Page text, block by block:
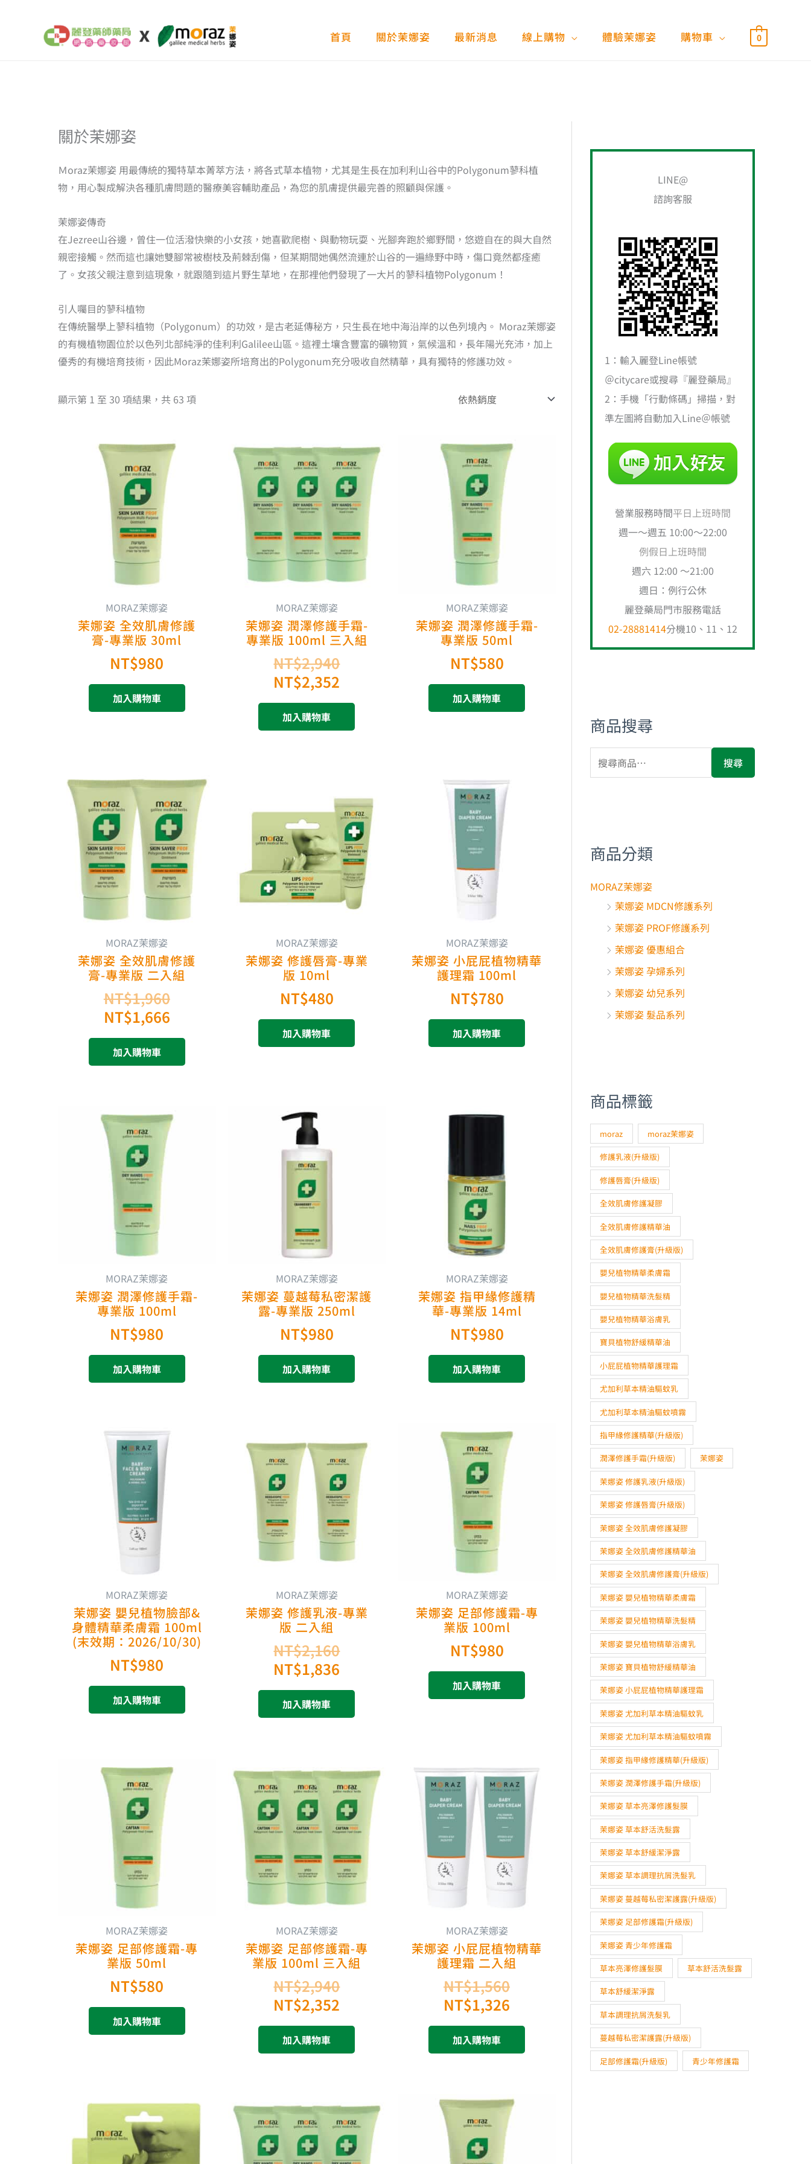
首頁 關於茉娜姿 最新消息 線上購物 體驗茉娜姿 購物車 0
關於茉娜姿
Ｍoraz茉娜姿 用最傳統的獨特草本菁萃方法，將各式草本植物，尤其是生長在加利利山谷中的Polygonum蓼科植
物，用心製成解決各種肌膚問題的醫療美容輔助產品，為您的肌膚提供最完善的照顧與保護。
茉娜姿傳奇
在Jezree山谷邊，曾住一位活潑快樂的小女孩，她喜歡爬樹、與動物玩耍、光腳奔跑於鄉野間，悠遊自在的與大自然
親密接觸。然而這也讓她雙腳常被樹枝及荊棘刮傷，但某期間她偶然流連於山谷的一遍綠野中時，傷口竟然都痊癒
了。女孩父親注意到這現象，就跟隨到這片野生草地，在那裡他們發現了一大片的蓼科植物Polygonum！
引人囑目的蓼科植物
在傳統醫學上蓼科植物（Polygonum）的功效，是古老延傳秘方，只生長在地中海沿岸的以色列境內。 Moraz茉娜姿
的有機植物園位於以色列北部純淨的佳利利Galilee山區。這裡土壤含豐富的礦物質，氣候溫和，長年陽光充沛，加上
優秀的有機培育技術，因此Moraz茉娜姿所培育出的Polygonum充分吸收自然精華，具有獨特的修護功效。
顯示第 1 至 30 項結果，共 63 項
排
序
MORAZ茉娜姿
茉娜姿 全效肌膚修護
膏-專業版 30ml
NT$980
加入購物車
MORAZ茉娜姿
茉娜姿 潤澤修護手霜-
專業版 100ml 三入組
NT$2,940
原
始
價
格：
NT$2,940。
NT$2,352
目
前
價
格：
NT$2,352。
加入購物車
MORAZ茉娜姿
茉娜姿 潤澤修護手霜-
專業版 50ml
NT$580
加入購物車
MORAZ茉娜姿
茉娜姿 全效肌膚修護
膏-專業版 二入組
NT$1,960
原
始
價
格：
NT$1,960。
NT$1,666
目
前
價
格：
NT$1,666。
加入購物車
MORAZ茉娜姿
茉娜姿 修護唇膏-專業
版 10ml
NT$480
加入購物車
MORAZ茉娜姿
茉娜姿 小屁屁植物精華
護理霜 100ml
NT$780
加入購物車
MORAZ茉娜姿
茉娜姿 潤澤修護手霜-
專業版 100ml
NT$980
加入購物車
MORAZ茉娜姿
茉娜姿 蔓越莓私密潔護
露-專業版 250ml
NT$980
加入購物車
MORAZ茉娜姿
茉娜姿 指甲緣修護精
華-專業版 14ml
NT$980
加入購物車
MORAZ茉娜姿
茉娜姿 嬰兒植物臉部&
身體精華柔膚霜 100ml
(末效期：2026/10/30)
NT$980
加入購物車
MORAZ茉娜姿
茉娜姿 修護乳液-專業
版 二入組
NT$2,160
始
價
格：
NT$2,160。
NT$1,836
前
價
格：
NT$1,836。
加入購物車
MORAZ茉娜姿
茉娜姿 足部修護霜-專
業版 100ml
NT$980
加入購物車
MORAZ茉娜姿
茉娜姿 足部修護霜-專
業版 50ml
NT$580
加入購物車
MORAZ茉娜姿
茉娜姿 足部修護霜-專
業版 100ml 三入組
NT$2,940
原
始
價
格：
NT$2,940。
NT$2,352
目
前
價
格：
NT$2,352。
加入購物車
MORAZ茉娜姿
茉娜姿 小屁屁植物精華
護理霜 二入組
NT$1,560
原
始
價
格：
NT$1,560。
NT$1,326
目
前
價
格：
NT$1,326。
加入購物車
原
始
價
格：
目
前
原
始
價
格：
目
前
價
格：
LINE@
諮詢客服
1：輸入麗登Line帳號
＠citycare或搜尋『麗登藥局』
2：手機「行動條碼」掃描，對
準左圖將自動加入Line＠帳號
營業服務時間平日上班時間
週一～週五 10:00～22:00
例假日上班時間
週六 12:00 ～21:00
週日：例行公休
麗登藥局門市服務電話
02-28881414分機10、11、12
商品搜尋
搜尋
商品分類
MORAZ茉娜姿
茉娜姿 MDCN修護系列
茉娜姿 PROF修護系列
茉娜姿 優惠組合
茉娜姿 孕婦系列
茉娜姿 幼兒系列
茉娜姿 髮品系列
商品標籤
moraz moraz茉娜姿
修護乳液(升級版)
修護唇膏(升級版)
全效肌膚修護凝膠
全效肌膚修護精華油
全效肌膚修護膏(升級版)
嬰兒植物精華柔膚霜
嬰兒植物精華洗髮精
嬰兒植物精華浴膚乳
寶貝植物舒緩精華油
小屁屁植物精華護理霜
尤加利草本精油驅蚊乳
尤加利草本精油驅蚊噴霧
指甲緣修護精華(升級版)
潤澤修護手霜(升級版) 茉娜姿
茉娜姿 修護乳液(升級版)
茉娜姿 修護唇膏(升級版)
茉娜姿 全效肌膚修護凝膠
茉娜姿 全效肌膚修護精華油
茉娜姿 全效肌膚修護膏(升級版)
茉娜姿 嬰兒植物精華柔膚霜
茉娜姿 嬰兒植物精華洗髮精
茉娜姿 嬰兒植物精華浴膚乳
茉娜姿 寶貝植物舒緩精華油
茉娜姿 小屁屁植物精華護理霜
茉娜姿 尤加利草本精油驅蚊乳
茉娜姿 尤加利草本精油驅蚊噴霧
茉娜姿 指甲緣修護精華(升級版)
茉娜姿 潤澤修護手霜(升級版)
茉娜姿 草本亮澤修護髮膜
茉娜姿 草本舒活洗髮露
茉娜姿 草本舒緩潔淨露
茉娜姿 草本調理抗屑洗髮乳
茉娜姿 蔓越莓私密潔護露(升級版)
茉娜姿 足部修護霜(升級版)
茉娜姿 青少年修護霜
草本亮澤修護髮膜 草本舒活洗髮露
草本舒緩潔淨露
草本調理抗屑洗髮乳
蔓越莓私密潔護露(升級版)
足部修護霜(升級版) 青少年修護霜